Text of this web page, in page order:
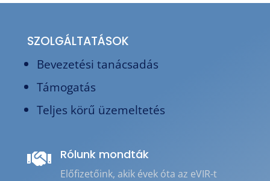
SZOLGÁLTATÁSOK
Bevezetési tanácsadás
Támogatás
Teljes körű üzemeltetés
 Rólunk mondták
Előfizetőink, akik évek óta az eVIR-t